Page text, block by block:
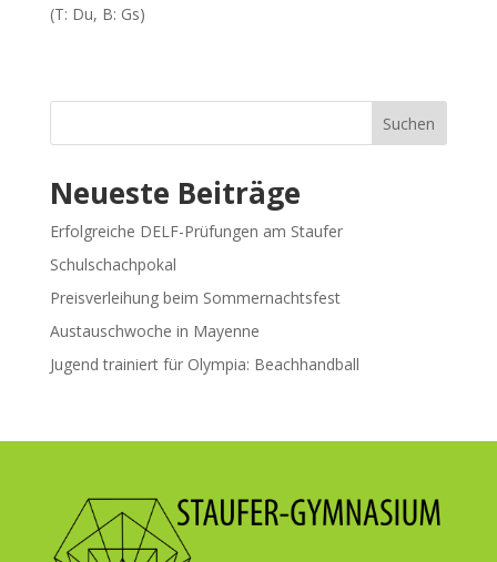
(T: Du, B: Gs)
Suchen
Neueste Beiträge
Erfolgreiche DELF-Prüfungen am Staufer
Schulschachpokal
Preisverleihung beim Sommernachtsfest
Austauschwoche in Mayenne
Jugend trainiert für Olympia: Beachhandball